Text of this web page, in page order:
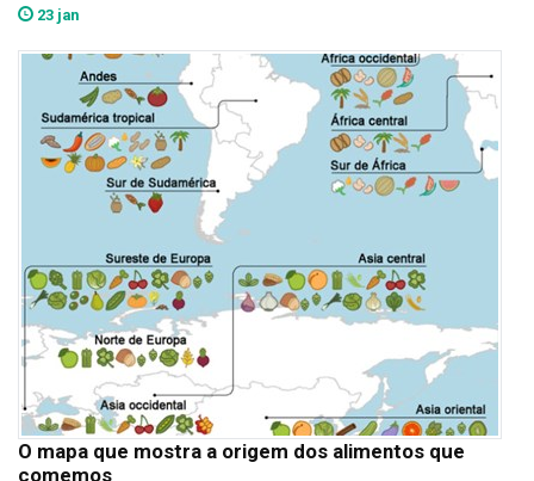
23 jan
O mapa que mostra a origem dos alimentos que
comemos